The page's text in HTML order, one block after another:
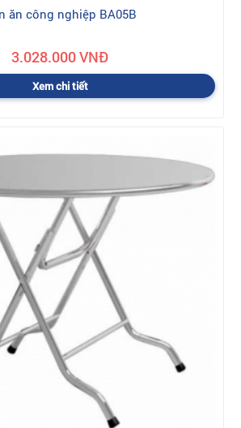
ăn công nghiệp BA05B
3.028.000 VNĐ
Xem chi tiết